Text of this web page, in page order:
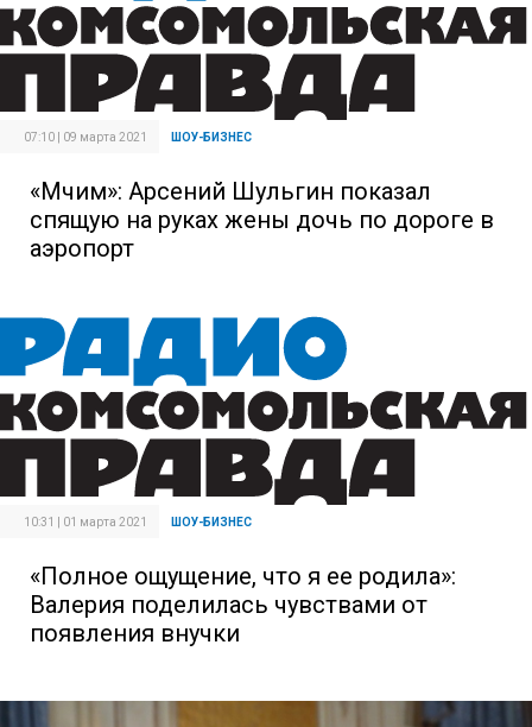
07:10 | 09 марта 2021 ШОУ-БИЗНЕС
«Мчим»: Арсений Шульгин показал
спящую на руках жены дочь по дороге в
аэропорт
10:31 | 01 марта 2021 ШОУ-БИЗНЕС
«Полное ощущение, что я ее родила»:
Валерия поделилась чувствами от
появления внучки